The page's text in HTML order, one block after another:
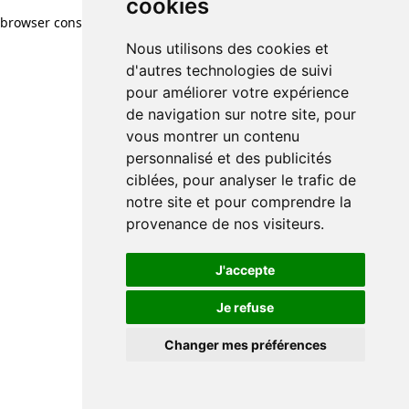
cookies
Nous utilisons des cookies et
d'autres technologies de suivi
pour améliorer votre expérience
de navigation sur notre site, pour
vous montrer un contenu
personnalisé et des publicités
ciblées, pour analyser le trafic de
notre site et pour comprendre la
provenance de nos visiteurs.
J'accepte
Je refuse
Changer mes préférences
browser console for more information)